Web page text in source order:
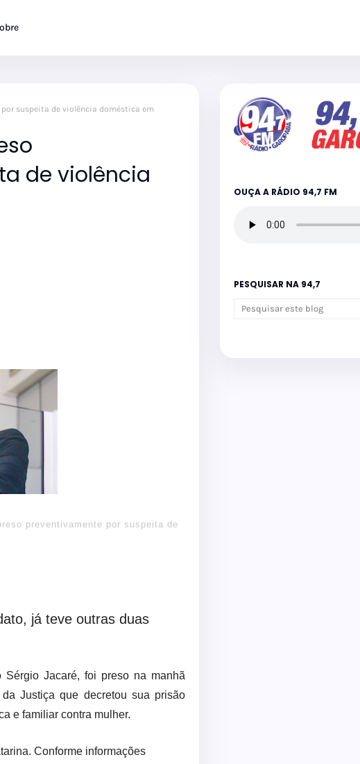
por suspeita de violência doméstica em
de violência
preventivamente por suspeita de
já teve outras duas
Sérgio Jacaré, foi preso na manhã
Justiça que decretou sua prisão
e familiar contra mulher.
Conforme informações
OUÇA A RÁDIO 94,7 FM
PESQUISAR NA 94,7